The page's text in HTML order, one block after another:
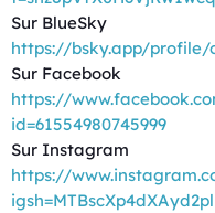
Sur BlueSky
https://bsky.app/profile/
Sur Facebook
https://
id=61554980745999
Sur Instagram
https://